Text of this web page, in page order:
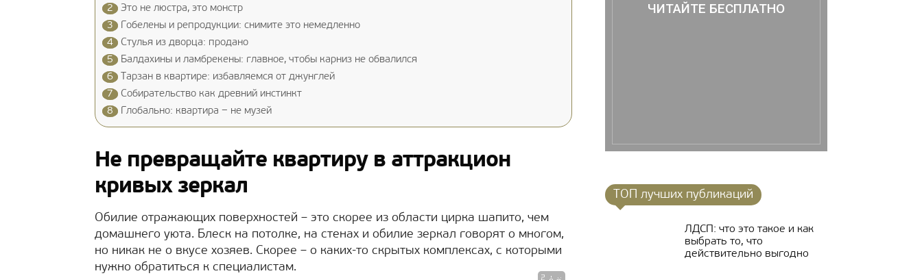
2
Это не люстра, это монстр
3
Гобелены и репродукции: снимите это немедленно
4
Стулья из дворца: продано
5
Балдахины и ламбрекены: главное, чтобы карниз не обвалился
6
Тарзан в квартире: избавляемся от джунглей
7
Собирательство как древний инстинкт
8
Глобально: квартира − не музей
Не превращайте квартиру в аттракцион
кривых зеркал
Обилие отражающих поверхностей – это скорее из области цирка шапито, чем
домашнего уюта. Блеск на потолке, на стенах и обилие зеркал говорят о многом,
но никак не о вкусе хозяев. Скорее – о каких-то скрытых комплексах, с которыми
нужно обратиться к специалистам.
ЧИТАЙТЕ БЕСПЛАТНО
ТОП лучших публикаций
ЛДСП: что это такое и как
выбрать то, что
действительно выгодно